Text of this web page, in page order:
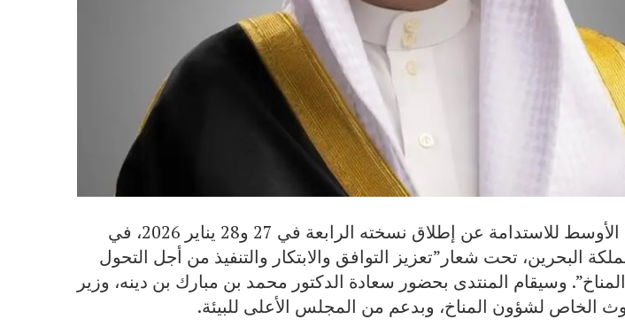
أعلن منتدى الشرق الأوسط للاستدامة عن إطلاق نسخته الرابعة في 27 و28 يناير 2026، في
البحرين، تحت شعار”تعزيز التوافق والابتكار والتنفيذ من أجل التحول
وسيقام المنتدى بحضور سعادة الدكتور محمد بن مبارك بن دينه، وزير
الخاص لشؤون المناخ، وبدعم من المجلس الأعلى للبيئة.